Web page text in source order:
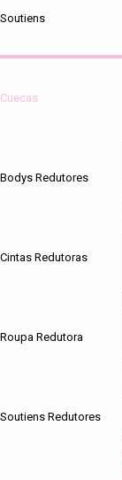
Soutiens
Cuecas
Bodys Redutores
Cintas Redutoras
Roupa Redutora
Soutiens Redutores